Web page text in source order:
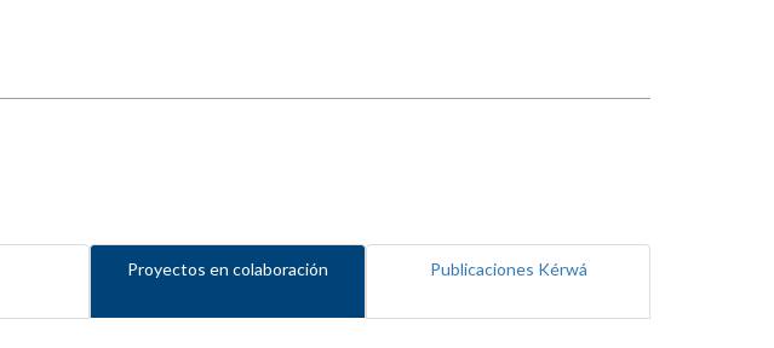
Proyectos en colaboración Publicaciones Kérwá